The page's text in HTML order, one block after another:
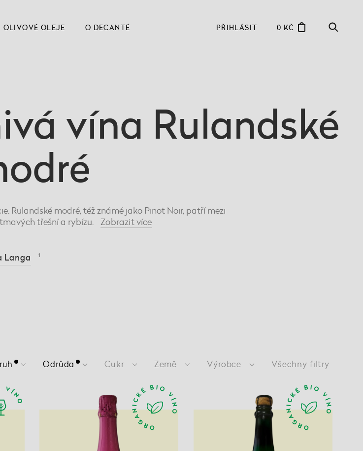
OLIVOVÉ OLEJE O DECANTÉ PŘIHLÁSIT 0 KČ
vína Rulandské
Rulandské modré, též známé jako Pinot Noir, patří mezi
třešní a rybízu. Zobrazitvíce
Langa 1
Odrůda Cukr Země Výrobce Všechny filtry